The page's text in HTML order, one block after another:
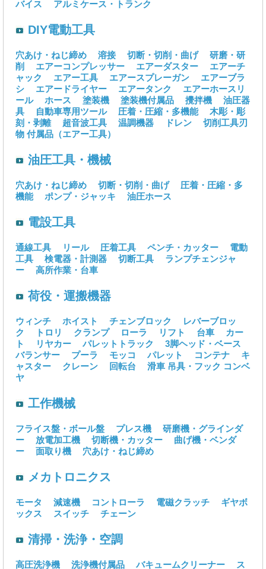
バイス アルミケース・トランク
DIY電動工具
穴あけ・ねじ締め 溶接 切断・切削・曲げ
研磨・研
削
エアーコンプレッサー エアーダスター
エアーチ
ャック
エアー工具 エアースプレーガン
エアーブラ
シ
エアードライヤー エアータンク
エアーホースリ
ール
ホース 塗装機 塗装機付属品 攪拌機
油圧器
具
自動車専用ツール 圧着・圧縮・多機能
木彫・彫
刻・剥離
超音波工具 温調機器 ドレン
切削工具刃
物 付属品（エアー工具）
油圧工具・機械
穴あけ・ねじ締め 切断・切削・曲げ
圧着・圧縮・多
機能
ポンプ・ジャッキ 油圧ホース
電設工具
通線工具 リール 圧着工具 ペンチ・カッター
電動
工具
検電器・計測器 切断工具
ランプチェンジャ
ー
高所作業・台車
荷役・運搬機器
ウィンチ ホイスト チェンブロック
レバーブロッ
ク
トロリ クランプ ローラ リフト 台車
カー
ト
リヤカー パレットトラック
3脚ヘッド・ベース
バランサー
プーラ モッコ パレット コンテナ
キ
ャスター
クレーン 回転台 滑車 吊具・フック コンベ
ヤ
工作機械
フライス盤・ボール盤 プレス機
研磨機・グラインダ
ー
放電加工機 切断機・カッター
曲げ機・ベンダ
ー
面取り機 穴あけ・ねじ締め
メカトロニクス
モータ 減速機 コントローラ 電磁クラッチ
ギヤボ
ックス
スイッチ チェーン
清掃・洗浄・空調
高圧洗浄機 洗浄機付属品 バキュームクリーナー
ス